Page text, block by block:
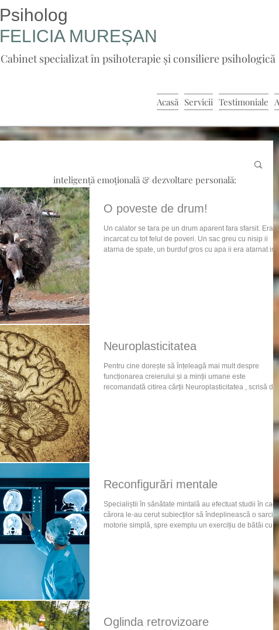
Psiholog
FELICIA MUREȘAN
Cabinet specializat în psihoterapie și consiliere psihologică
Acasă Servicii Testimoniale
O poveste de drum!
Un calator se tara pe un drum aparent fara sfarsit. Era
incarcat cu tot felul de poveri. Un sac greu cu nisip ii
atarna de spate, un burduf gros cu apa ii era atarnat in
ciudata, iar in stanga, un bolovan. In jurul gatului o
de moara se legana la capatul unei franghii roase.
Neuroplasticitatea
Pentru cine dorește să înțeleagă mai mult despre
funcționarea creierului și a minții umane este
recomandată citirea cărții Neuroplasticitatea , scrisă de
dacă prezintă informații de specialitate, cartea poate fi
parcursă ușor, iar cititorul poate să înțeleagă mesajul
Reconfigurări mentale
Specialiștii în sănătate mintală au efectuat studii în
cărora le-au cerut subiecților să îndeplinească o sarcină
motorie simplă, spre exemplu un exercițiu de bătăi cu
repetat RMN-ul. Astfel, s-a constatat că zona creierului
Oglinda retrovizoare
inteligență emoțională & dezvoltare personală: